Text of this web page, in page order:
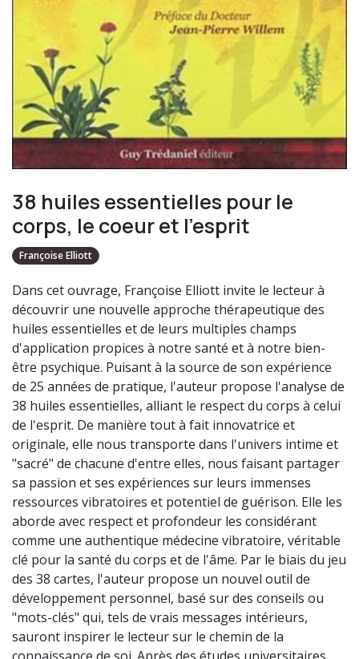
38 huiles essentielles pour le
corps, le coeur et l'esprit
Françoise Elliott
Dans cet ouvrage, Françoise Elliott invite le lecteur à
découvrir une nouvelle approche thérapeutique des
huiles essentielles et de leurs multiples champs
d'application propices à notre santé et à notre bien-
être psychique. Puisant à la source de son expérience
de 25 années de pratique, l'auteur propose l'analyse de
38 huiles essentielles, alliant le respect du corps à celui
de l'esprit. De manière tout à fait innovatrice et
originale, elle nous transporte dans l'univers intime et
"sacré" de chacune d'entre elles, nous faisant partager
sa passion et ses expériences sur leurs immenses
ressources vibratoires et potentiel de guérison. Elle les
aborde avec respect et profondeur les considérant
comme une authentique médecine vibratoire, véritable
clé pour la santé du corps et de l'âme. Par le biais du jeu
des 38 cartes, l'auteur propose un nouvel outil de
développement personnel, basé sur des conseils ou
"mots-clés" qui, tels de vrais messages intérieurs,
sauront inspirer le lecteur sur le chemin de la